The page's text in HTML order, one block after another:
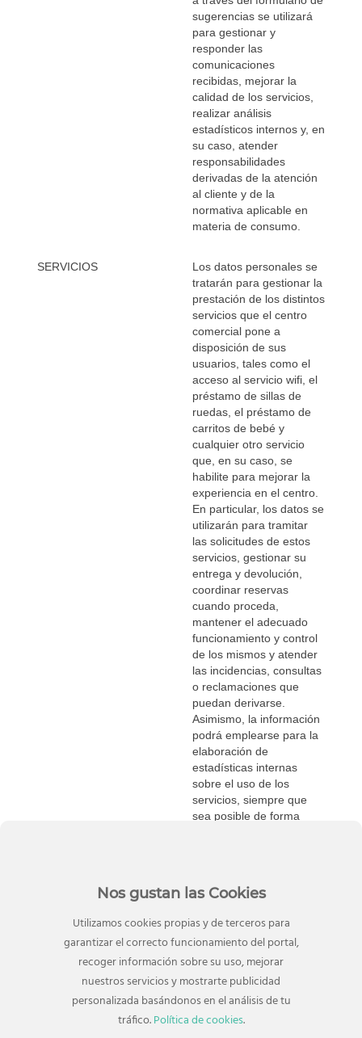
sugerencias se utilizará
para gestionar y
responder las
comunicaciones
recibidas, mejorar la
calidad de los servicios,
realizar análisis
estadísticos internos y, en
su caso, atender
responsabilidades
derivadas de la atención
al cliente y de la
normativa aplicable en
materia de consumo.
SERVICIOS
Los datos personales se
tratarán para gestionar la
prestación de los distintos
servicios que el centro
comercial pone a
disposición de sus
usuarios, tales como el
acceso al servicio wifi, el
préstamo de sillas de
ruedas, el préstamo de
carritos de bebé y
cualquier otro servicio
que, en su caso, se
habilite para mejorar la
experiencia en el centro.
En particular, los datos se
utilizarán para tramitar
las solicitudes de estos
servicios, gestionar su
entrega y devolución,
coordinar reservas
cuando proceda,
mantener el adecuado
funcionamiento y control
de los mismos y atender
las incidencias, consultas
o reclamaciones que
puedan derivarse.
Asimismo, la información
podrá emplearse para la
elaboración de
estadísticas internas
sobre el uso de los
servicios, siempre que
sea posible de forma
En relación con servicios de mensajería instantánea
estos servicios para enviarnos su petición. No
obstante, le recomendamos que no lo utilice como
canal de envío de documentación que incluya datos
personales. Para el envío de cualquier documento
que incluya información personal, ponemos a su
disposición nuestros canales de correo electrónico
Nos gustan las Cookies
Utilizamos cookies propias y de terceros para
garantizar el correcto funcionamiento del portal,
recoger información sobre su uso, mejorar
nuestros servicios y mostrarte publicidad
personalizada basándonos en el análisis de tu
tráfico.Política de cookies.